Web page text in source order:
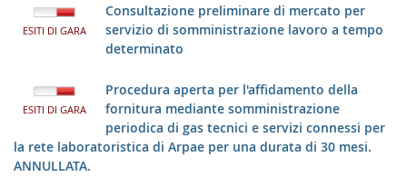
ESITI DI GARA
Consultazione preliminare di mercato per
servizio di somministrazione lavoro a tempo
determinato
ESITI DI GARA
Procedura aperta per l'affidamento della
fornitura mediante somministrazione
periodica di gas tecnici e servizi connessi per
la rete laboratoristica di Arpae per una durata di 30 mesi.
ANNULLATA.